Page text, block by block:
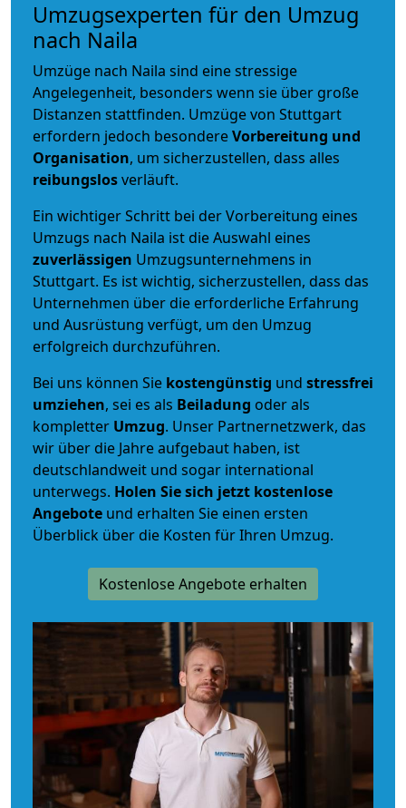
Umzugsexperten für den Umzug
nach Naila
Umzüge nach Naila sind eine stressige
Angelegenheit, besonders wenn sie über große
Distanzen stattfinden. Umzüge von Stuttgart
erfordern jedoch besondereVorbereitung und
Organisation, um sicherzustellen, dass alles
reibungslosverläuft.
Ein wichtiger Schritt bei der Vorbereitung eines
Umzugs nach Naila ist die Auswahl eines
zuverlässigen Umzugsunternehmens in
Stuttgart. Es ist wichtig, sicherzustellen, dass das
Unternehmen über die erforderliche Erfahrung
und Ausrüstung verfügt, um den Umzug
erfolgreich durchzuführen.
Bei uns können Sie kostengünstig und stressfrei
umziehen, sei es als Beiladung oder als
kompletter Umzug. Unser Partnernetzwerk, das
wir über die Jahre aufgebaut haben, ist
deutschlandweit und sogar international
unterwegs. Holen Sie sich jetzt kostenlose
Angebote und erhalten Sie einen ersten
Überblick über die Kosten für Ihren Umzug.
Kostenlose Angebote erhalten